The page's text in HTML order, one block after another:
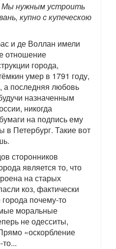
Мы нужным устроить
купно с купеческою
и де Воллан имели
отношение
города,
умер в 1791 году,
а последняя любовь
назначенным
никогда
на подпись ему
в Петербург. Такие вот
сторонников
является то, что
на старых
коз, фактически
почему-то
моральные
не одесситы,
«оскорбление